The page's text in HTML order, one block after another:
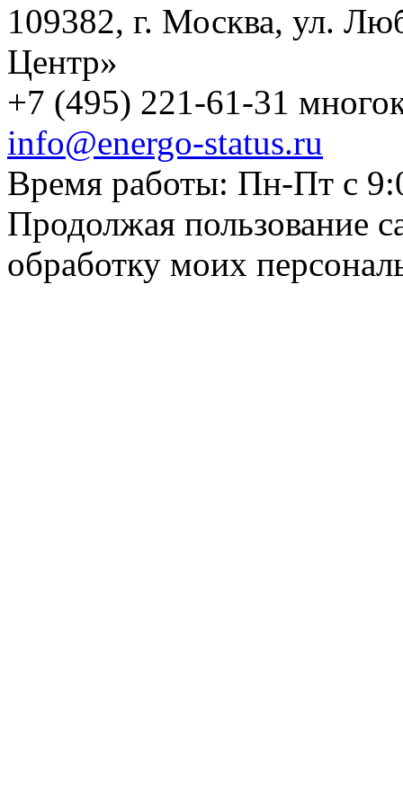
109382, г. Москва, ул.
Центр»
+7 (495) 221-61-31
info@energo-status.ru
Время работы: Пн-Пт с
Продолжая пользование
обработку моих